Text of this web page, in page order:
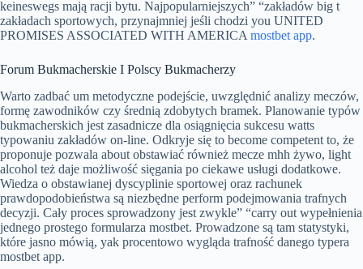
keineswegs mają racji bytu. Najpopularniejszych” “zakładów big t
zakładach sportowych, przynajmniej jeśli chodzi you UNITED
PROMISES ASSOCIATED WITH AMERICA mostbet app.
Forum Bukmacherskie I Polscy Bukmacherzy
Warto zadbać um metodyczne podejście, uwzględnić analizy meczów,
formę zawodników czy średnią zdobytych bramek. Planowanie typów
bukmacherskich jest zasadnicze dla osiągnięcia sukcesu watts
typowaniu zakładów on-line. Odkryje się to become competent to, że
proponuje pozwala about obstawiać również mecze mhh żywo, light
alcohol też daje możliwość sięgania po ciekawe usługi dodatkowe.
Wiedza o obstawianej dyscyplinie sportowej oraz rachunek
prawdopodobieństwa są niezbędne perform podejmowania trafnych
decyzji. Cały proces sprowadzony jest zwykle” “carry out wypełnienia
jednego prostego formularza mostbet. Prowadzone są tam statystyki,
które jasno mówią, yak procentowo wygląda trafność danego typera
mostbet app.